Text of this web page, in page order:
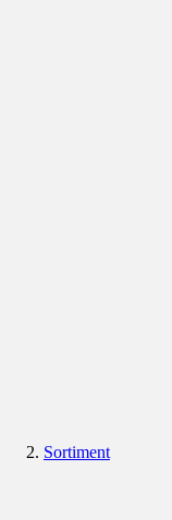
Sortiment